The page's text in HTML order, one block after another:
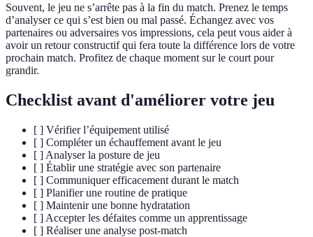
Souvent, le jeu ne s’arrête pas à la fin du match. Prenez le temps
d’analyser ce qui s’est bien ou mal passé. Échangez avec vos
partenaires ou adversaires vos impressions, cela peut vous aider à
avoir un retour constructif qui fera toute la différence lors de votre
prochain match. Profitez de chaque moment sur le court pour
grandir.
Checklist avant d'améliorer votre jeu
[ ] Vérifier l’équipement utilisé
[ ] Compléter un échauffement avant le jeu
[ ] Analyser la posture de jeu
[ ] Établir une stratégie avec son partenaire
[ ] Communiquer efficacement durant le match
[ ] Planifier une routine de pratique
[ ] Maintenir une bonne hydratation
[ ] Accepter les défaites comme un apprentissage
[ ] Réaliser une analyse post-match